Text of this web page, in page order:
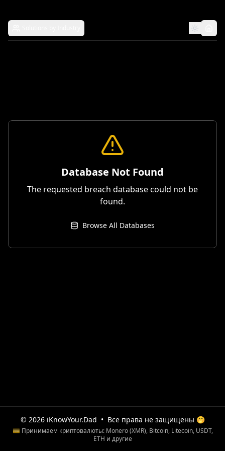
Database Not Found
The requested breach database could not be
found.
Browse All Databases
© 2026 iKnowYour.Dad • Все права не защищены 🤭
💳 Принимаем криптовалюты: Monero (XMR), Bitcoin, Litecoin, USDT,
ETH и другие